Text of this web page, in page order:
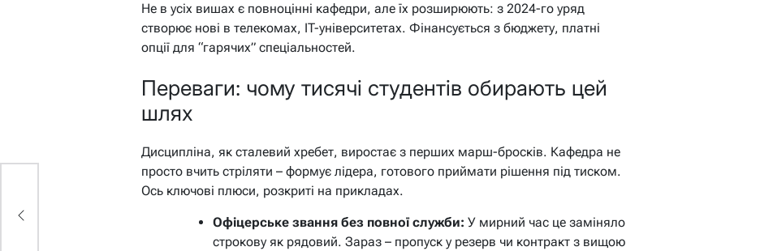
Не в усіх вишах є повноцінні кафедри, але їх розширюють: з 2024-го уряд
створює нові в телекомах, IT-університетах. Фінансується з бюджету, платні
опції для “гарячих” спеціальностей.
Переваги: чому тисячі студентів обирають цей
шлях
Дисципліна, як сталевий хребет, виростає з перших марш-бросків. Кафедра не
просто вчить стріляти – формує лідера, готового приймати рішення під тиском.
Ось ключові плюси, розкриті на прикладах.
Офіцерське звання без повної служби: У мирний час це заміняло
строкову як рядовий. Зараз – пропуск у резерв чи контракт з вищою